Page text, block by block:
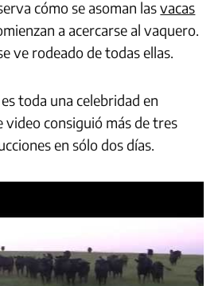
cómo se asoman lasvacas
a acercarse al vaquero.
ve rodeado de todas ellas.
toda una celebridad en
video consiguió más de tres
en sólo dos días.